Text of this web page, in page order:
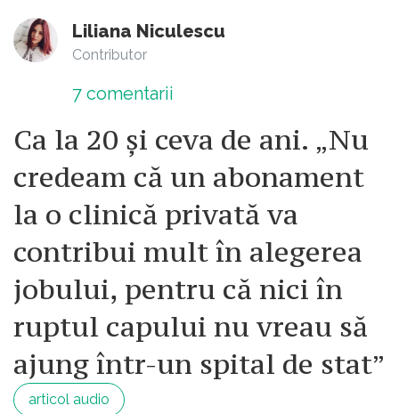
Liliana Niculescu
Contributor
7 comentarii
Ca la 20 și ceva de ani. „Nu
credeam că un abonament
la o clinică privată va
contribui mult în alegerea
jobului, pentru că nici în
ruptul capului nu vreau să
ajung într-un spital de stat”
articol audio